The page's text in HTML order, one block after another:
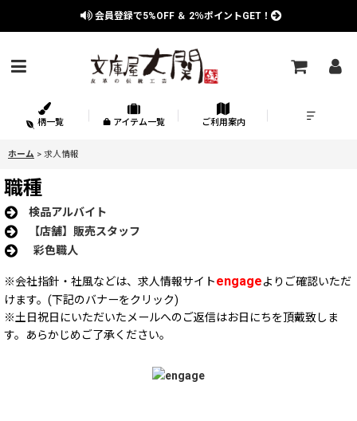
会員登録で5%OFF ＆ 2％ポイントGET！
柄一覧 アイテム一覧 ご利用案内
ホーム > 求人情報
職種
検品アルバイト
【店舗】販売スタッフ
彩色職人
※会社指針・社風などは、求人情報サイトengageよりご確認いただ
けます。(下記のバナーをクリック)
※土日祝日にいただいたメールへのご返信はお日にちを頂戴致しま
す。あらかじめご了承ください。